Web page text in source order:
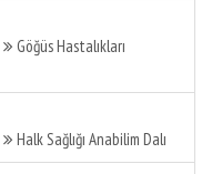
Göğüs Hastalıkları
Halk Sağlığı Anabilim Dalı